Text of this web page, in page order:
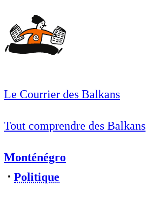
Le Courrier des Balkans
Tout comprendre des Balkans
Monténégro
⋅ Politique